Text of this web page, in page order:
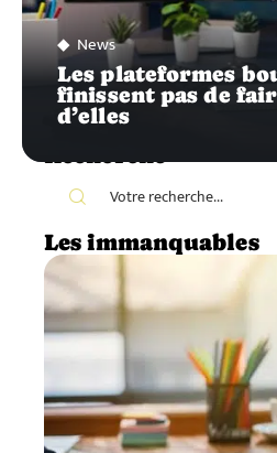
News
Les plateformes
finissent pas de
d’elles
Recherche
Les immanquables